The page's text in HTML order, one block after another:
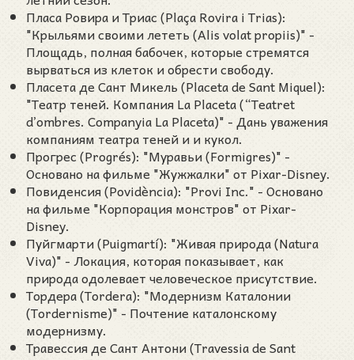
Пласа Ровира и Триас (Plaça Rovira i Trias):
"Крыльями своими лететь (Alis volat propiis)" -
Площадь, полная бабочек, которые стремятся
вырваться из клеток и обрести свободу.
Пласета де Сант Микель (Placeta de Sant Miquel):
"Театр теней. Компания La Placeta (“Teatret
d’ombres. Companyia La Placeta)" - Дань уважения
компаниям театра теней и и кукол.
Прогрес (Progrés): "Муравьи (Formigres)" -
Основано на фильме "Жужжалки" от Pixar-Disney.
Повиденсия (Povidència): "Provi Inc." - Основано
на фильме "Корпорация монстров" от Pixar-
Disney.
Пуйгмарти (Puigmartí): "Живая природа (Natura
Viva)" - Локация, которая показывает, как
природа одолевает человеческое присутствие.
Тордера (Tordera): "Модернизм Каталонии
(Tordernisme)" - Почтение каталонскому
модернизму.
Травессия де Сант Антони (Travessia de Sant